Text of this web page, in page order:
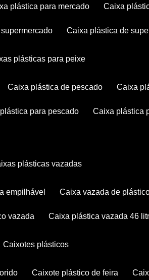
plástica para mercado caixa
supermercado caixa plástica de
plásticas para peixe
caixa plástica de pescado caixa
plástica para pescado caixa plástica
plásticas vazadas
empilhável caixa vazada de
vazada caixa plástica vazada 46
caixotes plásticos
caixote plástico de feira